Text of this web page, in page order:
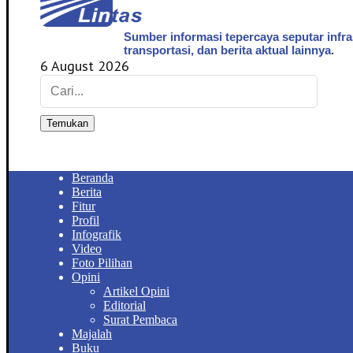
Sumber informasi tepercaya seputar
transportasi, dan berita aktual lainnya.
6 August 2026
Temukan
Beranda
Berita
Fitur
Profil
Infografik
Video
Foto Pilihan
Opini
Artikel Opini
Editorial
Surat Pembaca
Majalah
Buku